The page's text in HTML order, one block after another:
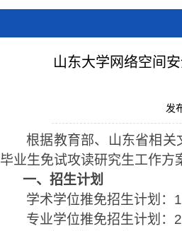
山东大学网络空间
发
根据教育部、山东省相
毕业生免试攻读研究生工作方
一、招生计划
学术学位推免招生计划：
专业学位推免招生计划：